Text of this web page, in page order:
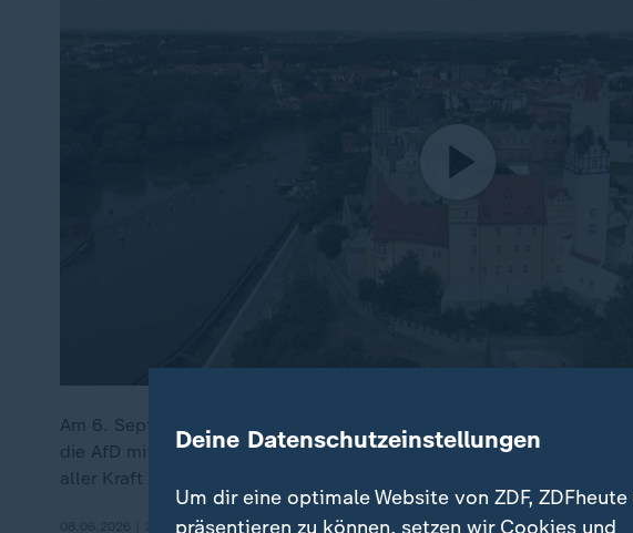
Am 6. September finden in Sachsen-Anhalt Landtagswahlen statt.
die AfD mit rund 40 Prozent vorn, Ministerpräsident Schulze will
aller Kraft verhindern.
08.06.2026 | 2:05 min
Deine Datenschutzeinstellungen
Um dir eine optimale Website von ZDF,
präsentieren zu können, setzen wir Cookies und